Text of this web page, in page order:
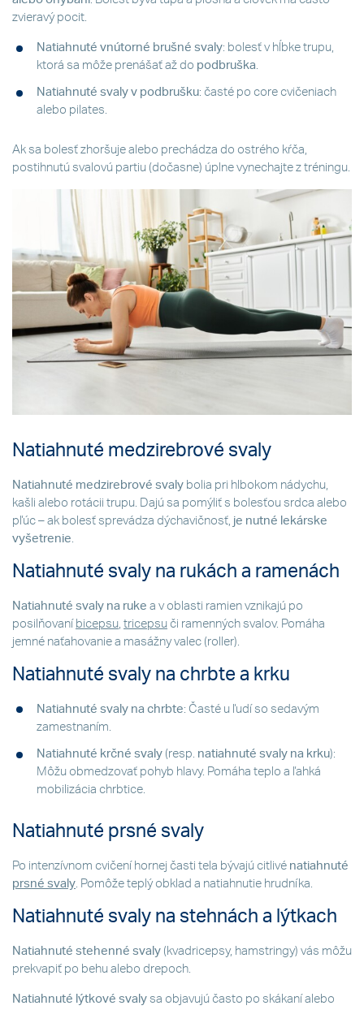
zvieravý pocit.
Natiahnuté vnútorné brušné svaly: bolesť v hĺbke trupu,
ktorá sa môže prenášať až do podbruška.
Natiahnuté svaly v podbrušku: časté po core cvičeniach
alebo pilates.
Ak sa bolesť zhoršuje alebo prechádza do ostrého kŕča,
postihnutú svalovú partiu (dočasne) úplne vynechajte z tréningu.
Natiahnuté medzirebrové svaly
Natiahnuté medzirebrové svaly bolia pri hlbokom nádychu,
kašli alebo rotácii trupu. Dajú sa pomýliť s bolesťou srdca alebo
pľúc – ak bolesť sprevádza dýchavičnosť, je nutné lekárske
vyšetrenie.
Natiahnuté svaly na rukách a ramenách
Natiahnuté svaly na ruke a v oblasti ramien vznikajú po
posilňovaní bicepsu tricepsu či ramenných svalov. Pomáha
jemné naťahovanie a masážny valec (roller).
Natiahnuté svaly na chrbte a krku
Natiahnuté svaly na chrbte: Časté u ľudí so sedavým
zamestnaním.
Natiahnuté krčné svaly (resp. natiahnuté svaly na krku):
Môžu obmedzovať pohyb hlavy. Pomáha teplo a ľahká
mobilizácia chrbtice.
Natiahnuté prsné svaly
Po intenzívnom cvičení hornej časti tela bývajú citlivé natiahnuté
prsné svaly. Pomôže teplý obklad a natiahnutie hrudníka.
Natiahnuté svaly na stehnách a lýtkach
Natiahnuté stehenné svaly (kvadricepsy, hamstringy) vás môžu
prekvapiť po behu alebo drepoch.
Natiahnuté lýtkové svaly sa objavujú často po skákaní alebo